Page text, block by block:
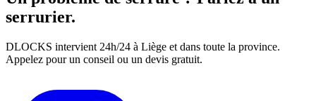
serrurier.
DLOCKS intervient 24h/24 à Liège et dans toute la province.
Appelez pour un conseil ou un devis gratuit.